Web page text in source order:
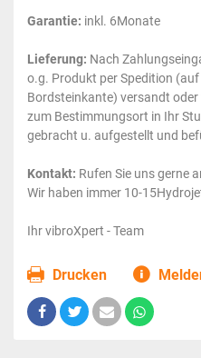
Garantie: inkl. 6Monate
Lieferung: Nach
o.g. Produkt per Spedition
Bordsteinkante) versandt
zum Bestimmungsort in Ihr
gebracht u. aufgestellt und
Kontakt: Rufen Sie uns gerne
Wir haben immer 10-
Ihr vibroXpert - Team
Drucken